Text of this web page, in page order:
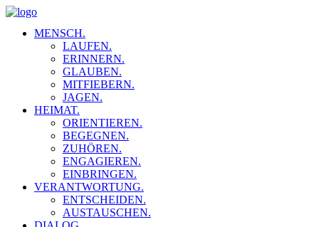
MENSCH.
LAUFEN.
ERINNERN.
GLAUBEN.
MITFIEBERN.
JAGEN.
HEIMAT.
ORIENTIEREN.
BEGEGNEN.
ZUHÖREN.
ENGAGIEREN.
EINBRINGEN.
VERANTWORTUNG.
ENTSCHEIDEN.
AUSTAUSCHEN.